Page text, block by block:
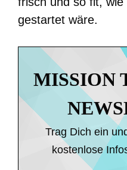
gestartet wäre.
MISSION
Trag Dich ein
kostenlose